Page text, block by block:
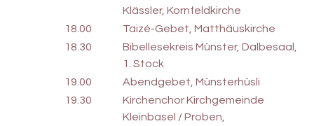
Klässler, Kornfeldkirche
18.00
Taizé-Gebet, Matthäuskirche
18.30
Bibellesekreis Münster, Dalbesaal,
1. Stock
19.00
Abendgebet, Münsterhüsli
19.30
Kirchenchor Kirchgemeinde
Kleinbasel / Proben,